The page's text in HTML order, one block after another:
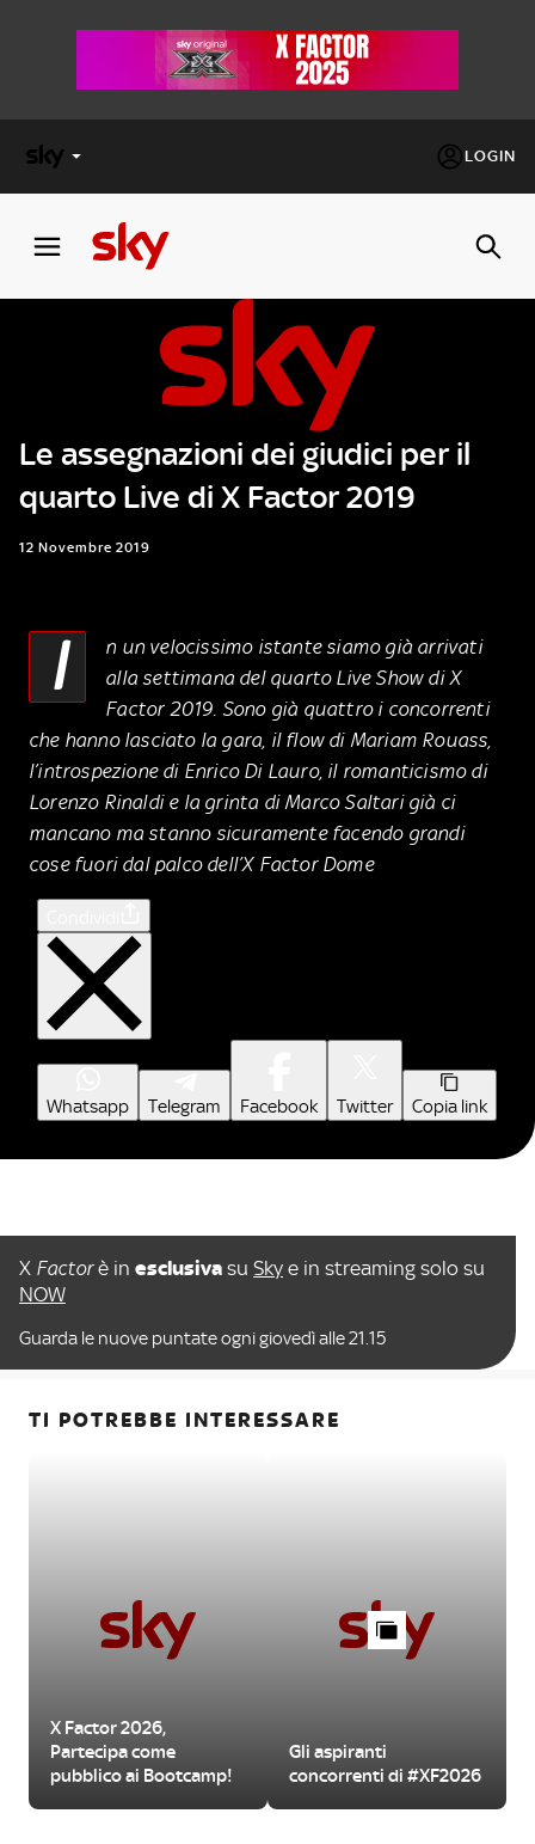
LOGIN
FACTOR
Cos’altro vedere:
PROGRAMMI SKY
Un mondo di offerte:
SKY.IT
Le assegnazioni dei giudici per il
quarto Live di X Factor 2019
12 Novembre 2019
I
n un velocissimo istante siamo già arrivati
alla settimana del quarto Live Show di X
Factor 2019. Sono già quattro i concorrenti
che hanno lasciato la gara, il flow di Mariam Rouass,
l’introspezione di Enrico Di Lauro, il romanticismo di
Lorenzo Rinaldi e la grinta di Marco Saltari già ci
mancano ma stanno sicuramente facendo grandi
cose fuori dal palco dell’X Factor Dome
Whatsapp Telegram Facebook Twitter Copia link
X Factorè in esclusiva su Sky e in streaming solo su
NOW
Guarda le nuove puntate ogni giovedì alle 21.15
TI POTREBBE INTERESSARE
X Factor 2026,
Partecipa come
pubblico ai Bootcamp!
Gli aspiranti
concorrenti di #XF2026